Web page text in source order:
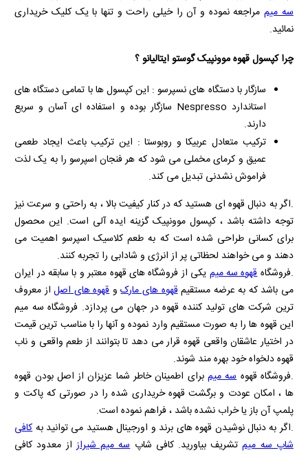
سه میممراجعه نموده و آن را خیلی راحت و تنها با یک کلیک خریداری
نمائید.
چرا کپسول قهوه موونپیک گوستو ایتالیانو ؟
سازگار با دستگاه‌ های نسپرسو : این کپسول‌ ها با تمامی دستگاه‌ های
استاندارد Nespresso سازگار بوده و استفاده‌ ای آسان و سریع
دارند.
ترکیب متعادل عربیکا و روبوستا : این ترکیب باعث ایجاد طعمی
عمیق و کرمای مخملی می‌ شود که هر فنجان اسپرسو را به یک لذت
فراموش‌ نشدنی تبدیل می‌ کند.
.اگر به دنبال قهوه‌ ای هستید که در کنار کیفیت بالا ، به راحتی و سرعت نیز
توجه داشته باشد ، کپسول موونپیک گزینه‌ ایده‌ آلی است. این محصول
برای کسانی طراحی شده است که به طعم کلاسیک اسپرسو اهمیت می‌
دهند و می‌ خواهند لحظاتی پر از انرژی و شادابی را تجربه کنند.
.فروشگاهقهوه سه میم یکی از فروشگاه های قهوه معتبر و با سابقه در ایران
می باشد که به عرضه مستقیمقهوه های مارکوقهوه های اصلاز معروف
ترین شرکت های تولید کننده قهوه در جهان می پردازد. فروشگاه سه میم
این قهوه ها را به صورت مستقیم وارد نموده و آنها را با مناسب ترین قیمت
در اختیار عاشقان واقعی قهوه قرار می دهد تا بتوانند از طعم واقعی و ناب
قهوه دلخواه خود بهره مند شوند.
.فروشگاه قهوهسه میم برای اطمینان خاطر شما عزیزان از اصل بودن قهوه
ها ، امکان عودت و برگشت قهوه خریداری شده را در صورتی که پاکت و
پلمپ آن باز یا خراب نشده باشد ، فراهم نموده است.
.اگر به دنبال نوشیدن قهوه های برند و اورجینال هستید می توانید بهکافی
شاپ سه میمتشریف بیاورید. کافی شاپسه میم شیرازاز معدود کافی